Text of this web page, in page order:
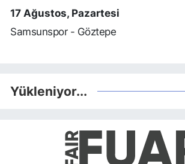
17 Ağustos, Pazartesi
Samsunspor - Göztepe
Yükleniyor...